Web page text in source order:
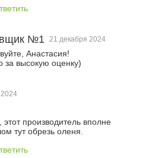
№1 21 декабря 2024
Анастасия!
за высокую оценку)
производитель вполне
тут обрезь оленя.